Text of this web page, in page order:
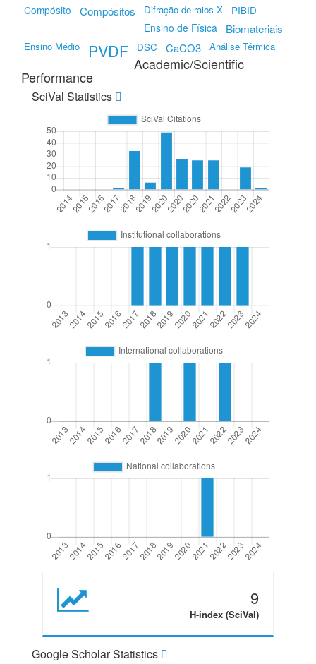
Compósito Compósitos Difração de raios-X PIBID
Ensino de Física Biomateriais
Ensino Médio PVDF DSC CaCO3 Análise Térmica
Academic/Scientific
Performance
SciVal Statistics
9
H-index (SciVal)
Google Scholar Statistics